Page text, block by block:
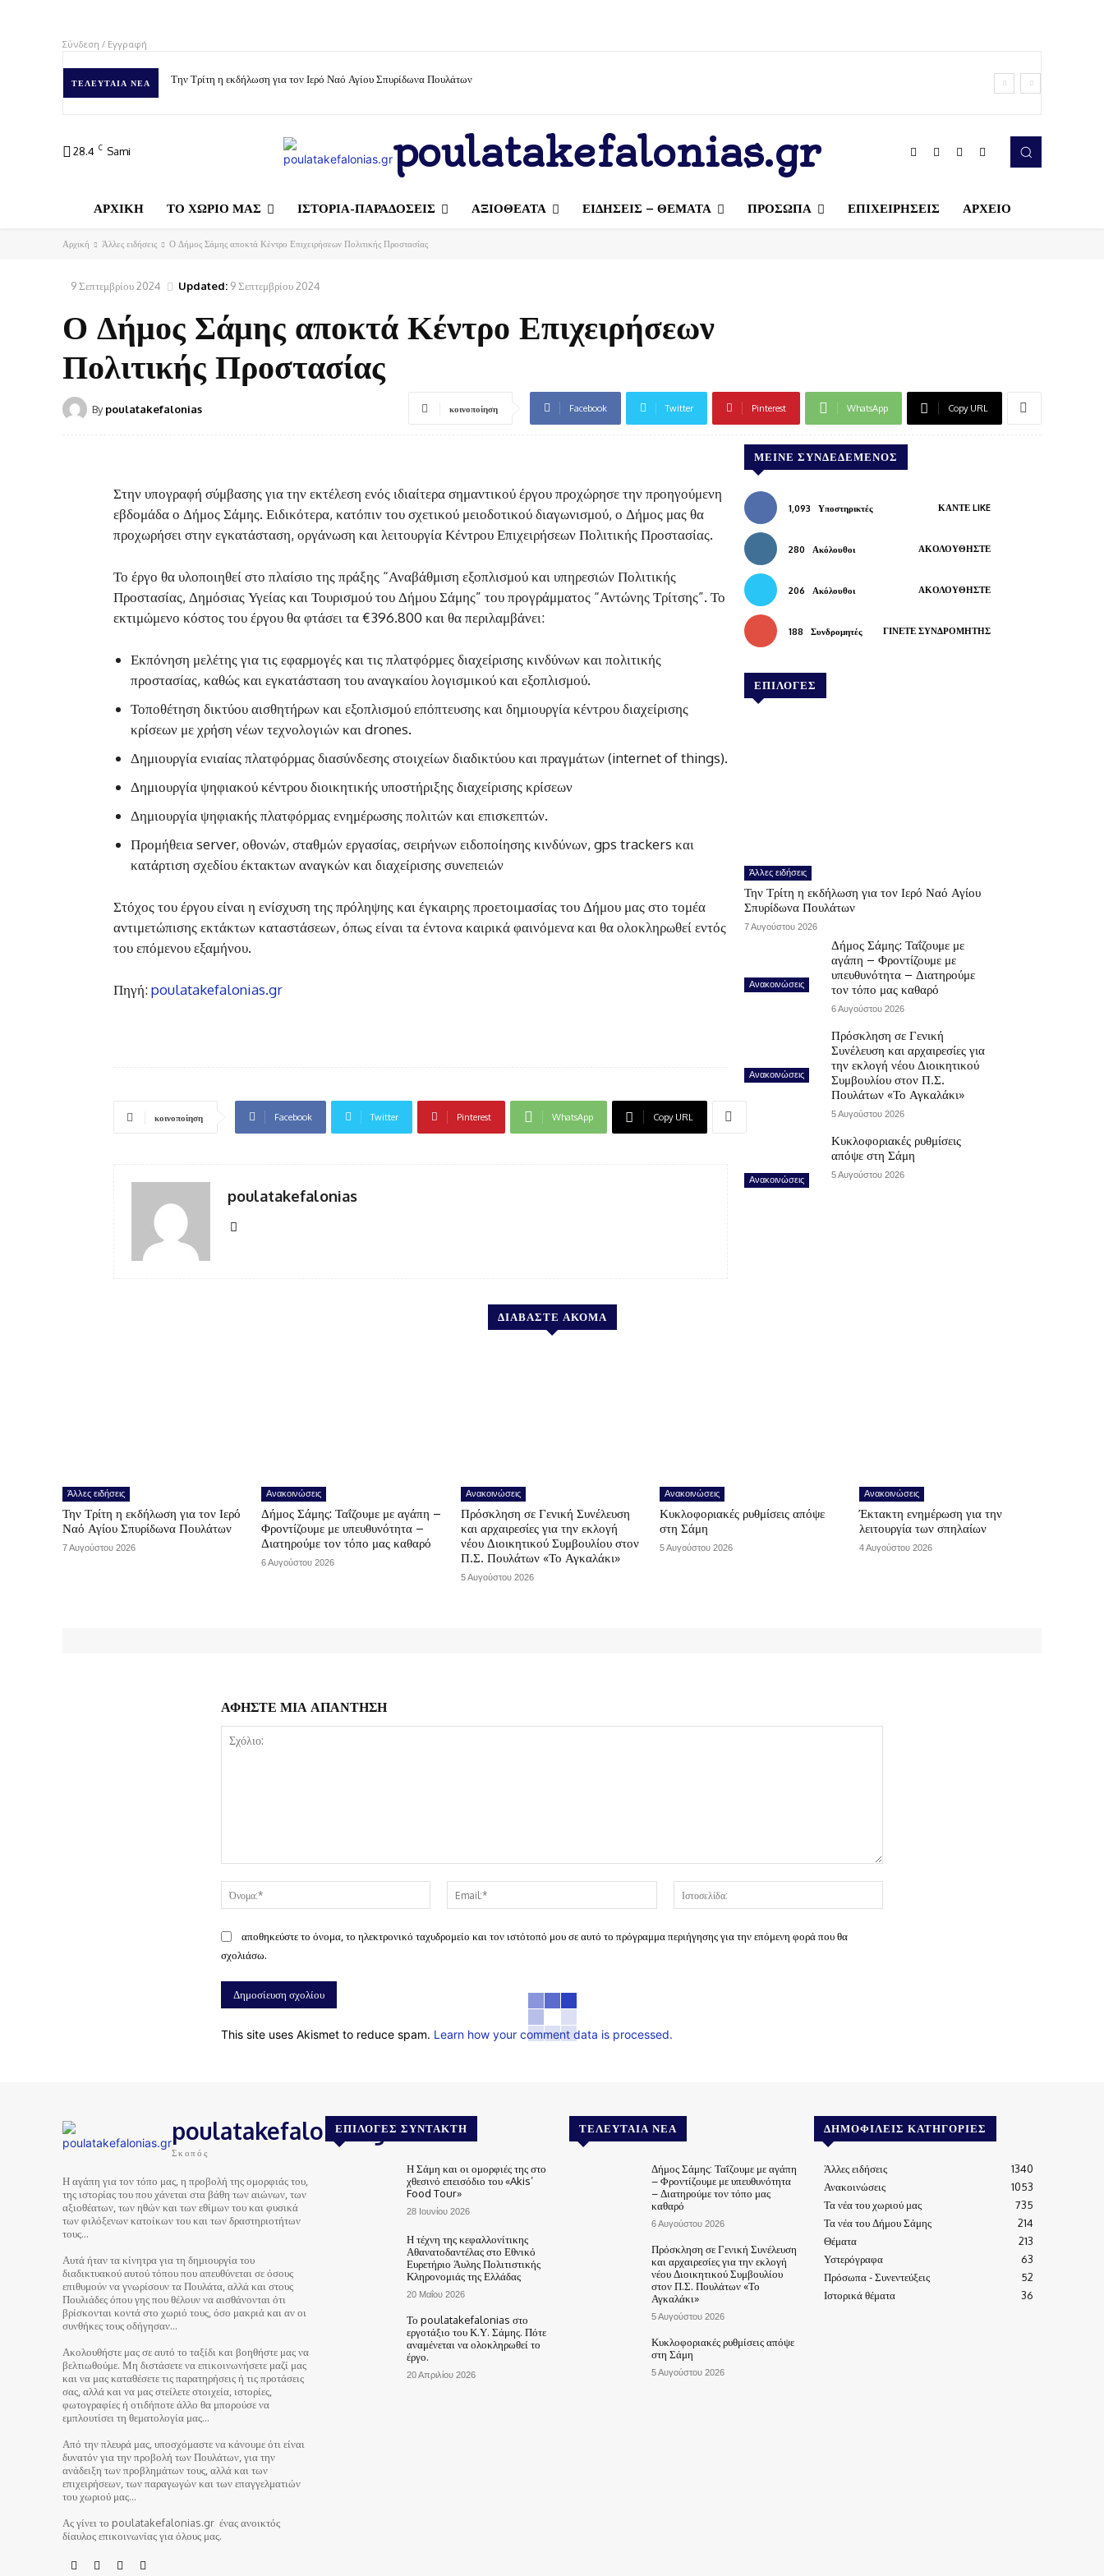
Σύνδεση / Εγγραφή
ΤΕΛΕΥΤΑΊΑ ΝΈΑ Την Τρίτη η εκδήλωση για τον Ιερό Ναό Αγίου Σπυρίδωνα Πουλάτων
28.4 C Sami poulatakefalonias.gr
ΑΡΧΙΚΗ ΤΟ ΧΩΡΙΟ ΜΑΣ ΙΣΤΟΡΙΑ-ΠΑΡΑΔΟΣΕΙΣ ΑΞΙΟΘΕΑΤΑ ΕΙΔΗΣΕΙΣ – ΘΕΜΑΤΑ ΠΡΟΣΩΠΑ ΕΠΙΧΕΙΡΗΣΕΙΣ ΑΡΧΕΙΟ
Αρχική Άλλες ειδήσεις Ο Δήμος Σάμης αποκτά Κέντρο Επιχειρήσεων Πολιτικής Προστασίας
9 Σεπτεμβρίου 2024 Updated: 9 Σεπτεμβρίου 2024
Ο Δήμος Σάμης αποκτά Κέντρο Επιχειρήσεων
Πολιτικής Προστασίας
By poulatakefalonias κοινοποίηση Facebook Twitter Pinterest WhatsApp Copy URL
Στην υπογραφή σύμβασης για την εκτέλεση ενός ιδιαίτερα σημαντικού έργου προχώρησε την προηγούμενη
εβδομάδα ο Δήμος Σάμης. Ειδικότερα, κατόπιν του σχετικού μειοδοτικού διαγωνισμού, ο Δήμος μας θα
προχωρήσει στην εγκατάσταση, οργάνωση και λειτουργία Κέντρου Επιχειρήσεων Πολιτικής Προστασίας.
Το έργο θα υλοποιηθεί στο πλαίσιο της πράξης “Αναβάθμιση εξοπλισμού και υπηρεσιών Πολιτικής
Προστασίας, Δημόσιας Υγείας και Τουρισμού του Δήμου Σάμης” του προγράμματος “Αντώνης Τρίτσης”. Το
εκτιμώμενο κόστος του έργου θα φτάσει τα €396.800 και θα περιλαμβάνει:
Εκπόνηση μελέτης για τις εφαρμογές και τις πλατφόρμες διαχείρισης κινδύνων και πολιτικής
προστασίας, καθώς και εγκατάσταση του αναγκαίου λογισμικού και εξοπλισμού.
Τοποθέτηση δικτύου αισθητήρων και εξοπλισμού επόπτευσης και δημιουργία κέντρου διαχείρισης
κρίσεων με χρήση νέων τεχνολογιών και drones.
Δημιουργία ενιαίας πλατφόρμας διασύνδεσης στοιχείων διαδικτύου και πραγμάτων (internet of things).
Δημιουργία ψηφιακού κέντρου διοικητικής υποστήριξης διαχείρισης κρίσεων
Δημιουργία ψηφιακής πλατφόρμας ενημέρωσης πολιτών και επισκεπτών.
Προμήθεια server, οθονών, σταθμών εργασίας, σειρήνων ειδοποίησης κινδύνων, gps trackers και
κατάρτιση σχεδίου έκτακτων αναγκών και διαχείρισης συνεπειών
Στόχος του έργου είναι η ενίσχυση της πρόληψης και έγκαιρης προετοιμασίας του Δήμου μας στο τομέα
αντιμετώπισης εκτάκτων καταστάσεων, όπως είναι τα έντονα καιρικά φαινόμενα και θα ολοκληρωθεί εντός
του επόμενου εξαμήνου.
Πηγή:poulatakefalonias.gr
κοινοποίηση Facebook Twitter Pinterest WhatsApp Copy URL
poulatakefalonias
ΜΕΊΝΕ ΣΥΝΔΕΔΕΜΈΝΟΣ
1,093 Υποστηρικτές ΚΆΝΤΕ LIKE
280 Ακόλουθοι ΑΚΟΛΟΥΘΉΣΤΕ
206 Ακόλουθοι ΑΚΟΛΟΥΘΉΣΤΕ
188 Συνδρομητές ΓΊΝΕΤΕ ΣΥΝΔΡΟΜΗΤΉΣ
ΕΠΙΛΟΓΕΣ
Άλλες ειδήσεις
Την Τρίτη η εκδήλωση για τον Ιερό Ναό Αγίου
Σπυρίδωνα Πουλάτων
7 Αυγούστου 2026
Ανακοινώσεις
Δήμος Σάμης: Ταΐζουμε με
αγάπη – Φροντίζουμε με
υπευθυνότητα – Διατηρούμε
τον τόπο μας καθαρό
6 Αυγούστου 2026
Ανακοινώσεις
Πρόσκληση σε Γενική
Συνέλευση και αρχαιρεσίες για
την εκλογή νέου Διοικητικού
Συμβουλίου στον Π.Σ.
Πουλάτων «Το Αγκαλάκι»
5 Αυγούστου 2026
Ανακοινώσεις
Κυκλοφοριακές ρυθμίσεις
απόψε στη Σάμη
5 Αυγούστου 2026
ΔΙΑΒΑΣΤΕ ΑΚΟΜΑ
Άλλες ειδήσεις
Την Τρίτη η εκδήλωση για τον Ιερό
Ναό Αγίου Σπυρίδωνα Πουλάτων
7 Αυγούστου 2026
Ανακοινώσεις
Δήμος Σάμης: Ταΐζουμε με αγάπη –
Φροντίζουμε με υπευθυνότητα –
Διατηρούμε τον τόπο μας καθαρό
6 Αυγούστου 2026
Ανακοινώσεις
Πρόσκληση σε Γενική Συνέλευση
και αρχαιρεσίες για την εκλογή
νέου Διοικητικού Συμβουλίου στον
Π.Σ. Πουλάτων «Το Αγκαλάκι»
5 Αυγούστου 2026
Ανακοινώσεις
Κυκλοφοριακές ρυθμίσεις απόψε
στη Σάμη
5 Αυγούστου 2026
Ανακοινώσεις
Έκτακτη ενημέρωση για την
λειτουργία των σπηλαίων
4 Αυγούστου 2026
ΑΦΗΣΤΕ ΜΙΑ ΑΠΑΝΤΗΣΗ
Όνομα:*
Email:*
αποθηκεύστε το όνομα, το ηλεκτρονικό ταχυδρομείο και τον ιστότοπό μου σε αυτό το πρόγραμμα περιήγησης για την επόμενη φορά που θα
σχολιάσω.
This site uses Akismet to reduce spam. Learn how your comment data is processed.
poulatakefalonias.gr
Σκοπός
Η αγάπη για τον τόπο μας, η προβολή της ομορφιάς του,
της ιστορίας του που χάνεται στα βάθη των αιώνων, των
αξιοθέατων, των ηθών και των εθίμων του και φυσικά
των φιλόξενων κατοίκων του και των δραστηριοτήτων
τους…
Αυτά ήταν τα κίνητρα για τη δημιουργία του
διαδικτυακού αυτού τόπου που απευθύνεται σε όσους
επιθυμούν να γνωρίσουν τα Πουλάτα, αλλά και στους
Πουλιάδες όπου γης που θέλουν να αισθάνονται ότι
βρίσκονται κοντά στο χωριό τους, όσο μακριά και αν οι
συνθήκες τους οδήγησαν…
Ακολουθήστε μας σε αυτό το ταξίδι και βοηθήστε μας να
βελτιωθούμε. Μη διστάσετε να επικοινωνήσετε μαζί μας
και να μας καταθέσετε τις παρατηρήσεις ή τις προτάσεις
σας, αλλά και να μας στείλετε στοιχεία, ιστορίες,
φωτογραφίες ή οτιδήποτε άλλο θα μπορούσε να
εμπλουτίσει τη θεματολογία μας…
Από την πλευρά μας, υποσχόμαστε να κάνουμε ότι είναι
δυνατόν για την προβολή των Πουλάτων, για την
ανάδειξη των προβλημάτων τους, αλλά και των
επιχειρήσεων, των παραγωγών και των επαγγελματιών
του χωριού μας…
Ας γίνει το poulatakefalonias.gr ένας ανοικτός
δίαυλος επικοινωνίας για όλους μας.
ΕΠΙΛΟΓΈΣ ΣΥΝΤΆΚΤΗ
Η Σάμη και οι ομορφιές της στο
χθεσινό επεισόδιο του «Akis’
Food Tour»
28 Ιουνίου 2026
Η τέχνη της κεφαλλονίτικης
Αθανατοδαντέλας στο Εθνικό
Ευρετήριο Άυλης Πολιτιστικής
Κληρονομιάς της Ελλάδας
20 Μαΐου 2026
Το poulatakefalonias στο
εργοτάξιο του Κ.Υ. Σάμης. Πότε
αναμένεται να ολοκληρωθεί το
έργο.
20 Απριλίου 2026
ΤΕΛΕΥΤΑΊΑ ΝΈΑ
Δήμος Σάμης: Ταΐζουμε με αγάπη
– Φροντίζουμε με υπευθυνότητα
– Διατηρούμε τον τόπο μας
καθαρό
6 Αυγούστου 2026
Πρόσκληση σε Γενική Συνέλευση
και αρχαιρεσίες για την εκλογή
νέου Διοικητικού Συμβουλίου
στον Π.Σ. Πουλάτων «Το
Αγκαλάκι»
5 Αυγούστου 2026
Κυκλοφοριακές ρυθμίσεις απόψε
στη Σάμη
5 Αυγούστου 2026
ΔΗΜΟΦΙΛΕΊΣ ΚΑΤΗΓΟΡΊΕΣ
Άλλες ειδήσεις
1340
Ανακοινώσεις
1053
Τα νέα του χωριού μας
735
Τα νέα του Δήμου Σάμης
214
Θέματα
213
Υστερόγραφα
63
Πρόσωπα - Συνεντεύξεις
52
Ιστορικά θέματα
36